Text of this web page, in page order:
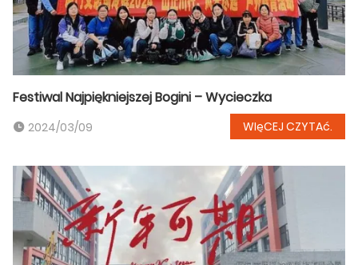
Festiwal Najpiękniejszej Bogini – Wycieczka
2024/03/09 WIęCEJ CZYTAć.